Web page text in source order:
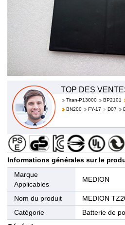
TOP DES
Titan-P13000 BP2101
BN200
FY-17 D07
Informations générales sur le
Marque
Applicables
MEDION
Nom du produit
MEDION
Catégorie
Batterie de